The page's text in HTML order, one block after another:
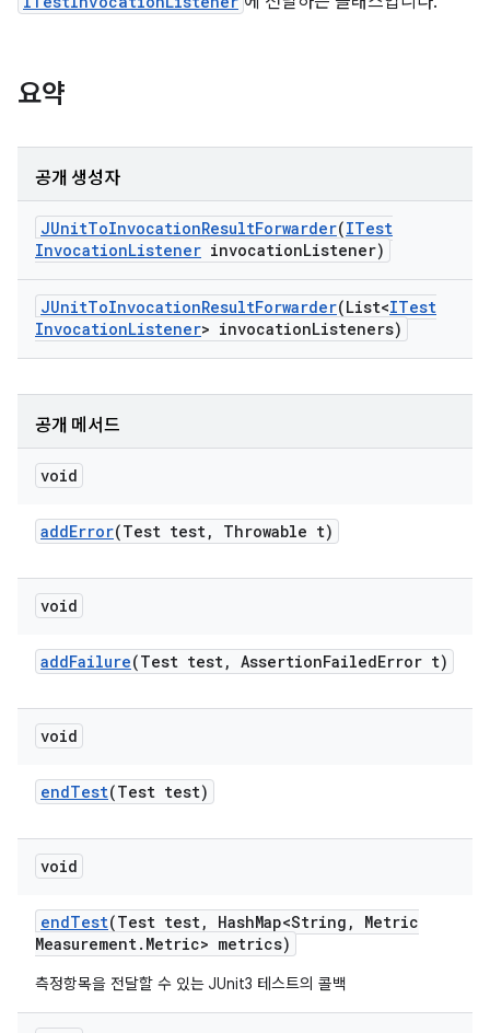
요약
공개 생성자
JUnitToInvocationResultForwarder(ITest
InvocationListener invocationListener)
JUnitToInvocationResultForwarder(List<ITest
InvocationListener> invocationListeners)
공개 메서드
void
addError(Test test, Throwable t)
void
addFailure(Test test, AssertionFailedError t)
void
endTest(Test test)
void
endTest(Test test, HashMap<String ,
Metric
Measurement. Metric> metrics)
측정항목을 전달할 수 있는 JUnit3 테스트의 콜백